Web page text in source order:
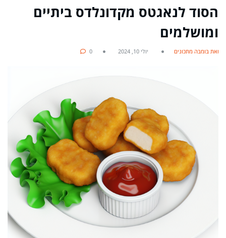
הסוד לנאגטס מקדונלדס ביתיים
ומושלמים
מאת בומבה מתכונים יולי 10, 2024 0